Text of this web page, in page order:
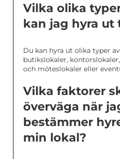
Vilka olika
kan jag hyra ut
Du kan hyra ut olika typer
butikslokaler,
och möteslokaler eller
Vilka faktorer
överväga när
bestämmer
min lokal?